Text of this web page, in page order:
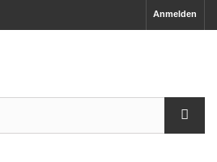
Anmelden